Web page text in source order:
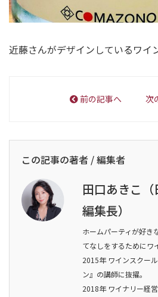
近藤さんがデザインしているワイ
前の記事へ 次
この記事の著者 / 編集者
田口あきこ
編集長）
ホームパーティが好き
てなしをするためにワ
2015年 ワインスクー
ン』の講師に抜擢。
2018年 ワイナリー経